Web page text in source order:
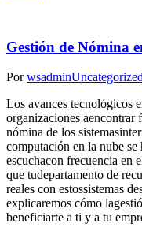
Gestión de Nómina
Por wsadmin
Los avances tecnológicos
organizaciones aencontrar
nómina de los
computación en la nube
escuchacon frecuencia en
que tudepartamento de
reales con estossistemas
explicaremos cómo
beneficiarte a ti y a tu